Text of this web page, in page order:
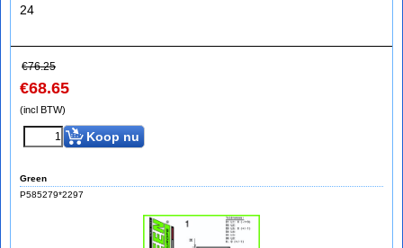
24
€76.25
€68.65
(incl BTW)
Koop nu
Green
P585279*2297